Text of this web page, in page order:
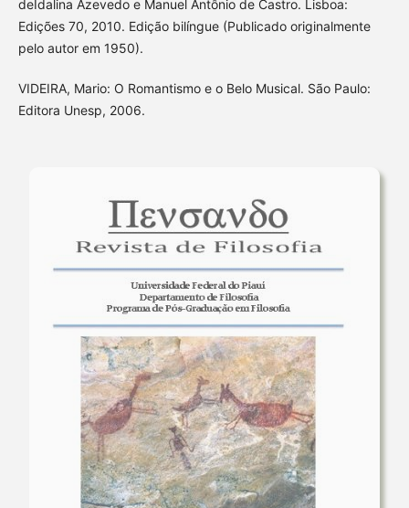
deIdalina Azevedo e Manuel Antônio de Castro. Lisboa:
Edições 70, 2010. Edição bilíngue (Publicado originalmente
pelo autor em 1950).
VIDEIRA, Mario: O Romantismo e o Belo Musical. São Paulo:
Editora Unesp, 2006.